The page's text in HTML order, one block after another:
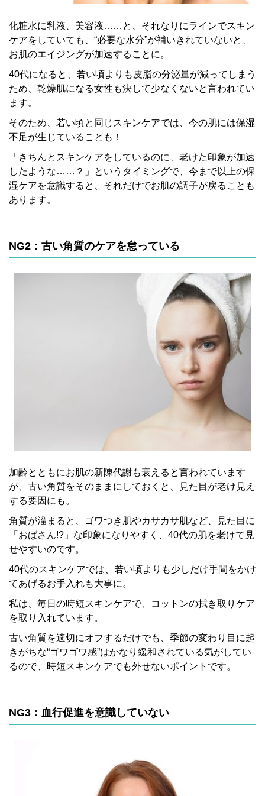
化粧水に乳液、美容液……と、それなりにラインでスキン
ケアをしていても、“必要な水分”が補いきれていないと、
お肌のエイジングが加速することに。
40代になると、若い頃よりも皮脂の分泌量が減ってしまう
ため、乾燥肌になる女性も決して少なくないと言われてい
ます。
そのため、若い頃と同じスキンケアでは、今の肌には保湿
不足が生じていることも！
「きちんとスキンケアをしているのに、老けた印象が加速
したような……？」というタイミングで、今まで以上の保
湿ケアを意識すると、それだけでお肌の調子が戻ることも
あります。
NG2：古い角質のケアを怠っている
加齢とともにお肌の新陳代謝も衰えると言われています
が、古い角質をそのままにしておくと、見た目が老け見え
する要因にも。
角質が溜まると、ゴワつき肌やカサカサ肌など、見た目に
「おばさん!?」な印象になりやすく、40代の肌を老けて見
せやすいのです。
40代のスキンケアでは、若い頃よりも少しだけ手間をかけ
てあげるお手入れも大事に。
私は、毎日の時短スキンケアで、コットンの拭き取りケア
を取り入れています。
古い角質を適切にオフするだけでも、季節の変わり目に起
きがちな“ゴワゴワ感”はかなり緩和されている気がしてい
るので、時短スキンケアでも外せないポイントです。
NG3：血行促進を意識していない